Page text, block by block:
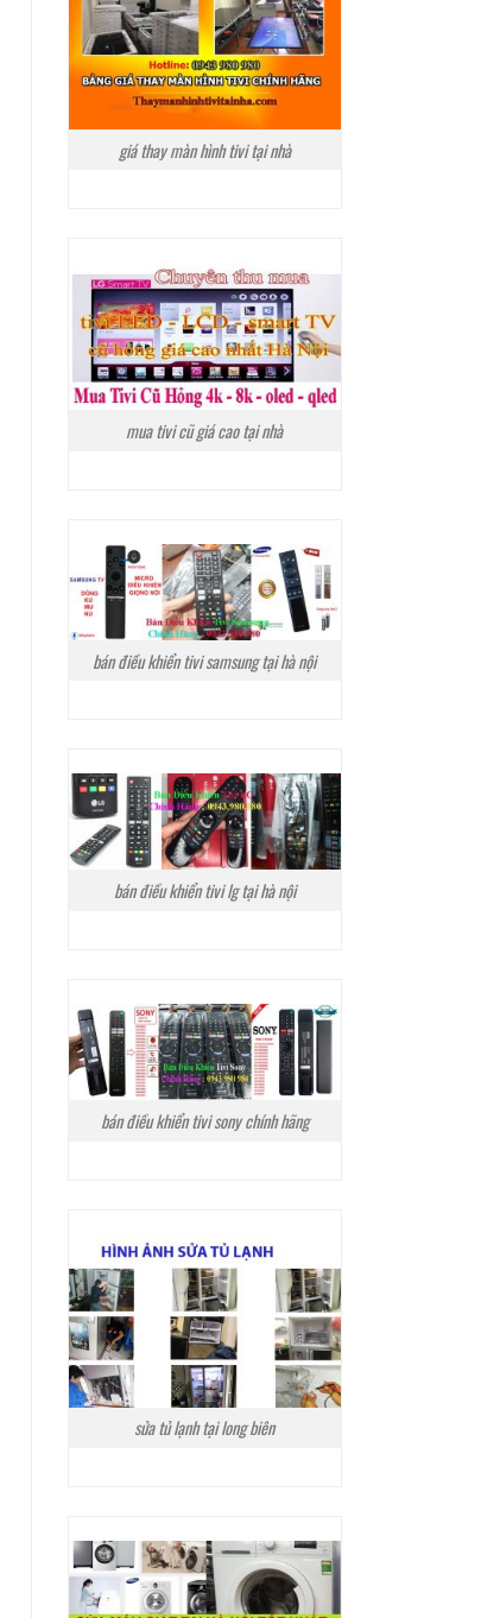
giá thay màn hình tivi tại nhà
mua tivi cũ giá cao tại nhà
bán điều khiển tivi samsung tại hà nội
bán điều khiển tivi lg tại hà nội
bán điều khiển tivi sony chính hãng
sửa tủ lạnh tại long biên